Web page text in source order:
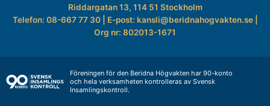
Riddargatan 13, 114 51 Stockholm
Telefon: 08-667 77 30 | E-post: kansli@beridnahogvakten.se |
Org nr: 802013-1671
Föreningen för den Beridna Högvakten har 90-konto
och hela verksamheten kontrolleras av Svensk
Insamlingskontroll.